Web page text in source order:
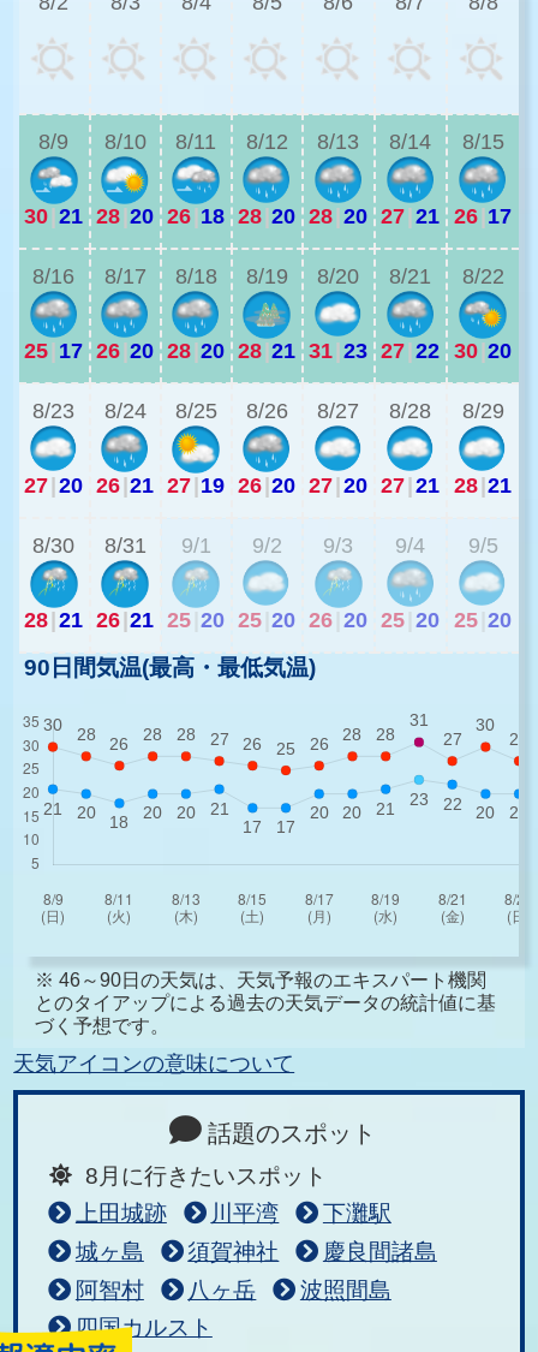
8/9
30 21
8/10
28 20
8/11
26 18
8/12
28 20
8/13
28 20
8/14
27 21
8/15
26 17
8/16
25 17
8/17
26 20
8/18
28 20
8/19
28 21
8/20
31 23
8/21
27 22
8/22
30 20
8/23
27 20
8/24
26 21
8/25
27 19
8/26
26 20
8/27
27 20
8/28
27 21
8/29
28 21
8/30
28 21
8/31
26 21
9/1
25 20
9/2
25 20
9/3
26 20
9/4
25 20
9/5
25 20
90日間気温(最高・最低気温)
※ 46～90日の天気は、天気予報のエキスパート機関
とのタイアップによる過去の天気データの統計値に基
づく予想です。
天気アイコンの意味について
話題のスポット
8月に行きたいスポット
上田城跡
川平湾
下灘駅
城ヶ島
須賀神社
慶良間諸島
阿智村
八ヶ岳
波照間島
四国カルスト